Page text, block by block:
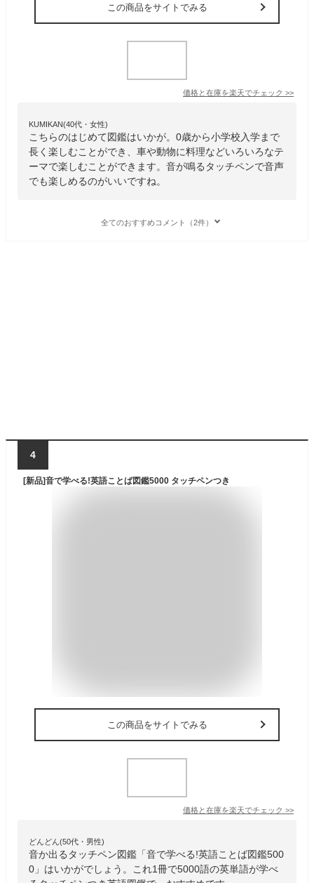
この商品をサイトでみる
価格と在庫を楽天でチェック >>
KUMIKAN(40代・女性)
こちらのはじめて図鑑はいかが。0歳から小学校入学まで
長く楽しむことができ、車や動物に料理などいろいろなテ
ーマで楽しむことができます。音が鳴るタッチペンで音声
でも楽しめるのがいいですね。
全てのおすすめコメント（2件）
4
[新品]音で学べる!英語ことば図鑑5000 タッチペンつき
この商品をサイトでみる
価格と在庫を楽天でチェック >>
どんどん(50代・男性)
音か出るタッチペン図鑑「音で学べる!英語ことば図鑑500
0」はいかがでしょう。これ1冊で5000語の英単語が学べ